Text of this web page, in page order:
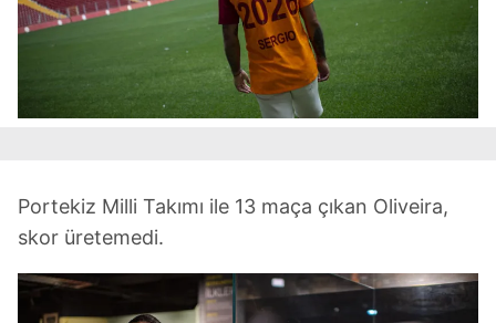
Portekiz Milli Takımı ile 13 maça çıkan Oliveira,
skor üretemedi.